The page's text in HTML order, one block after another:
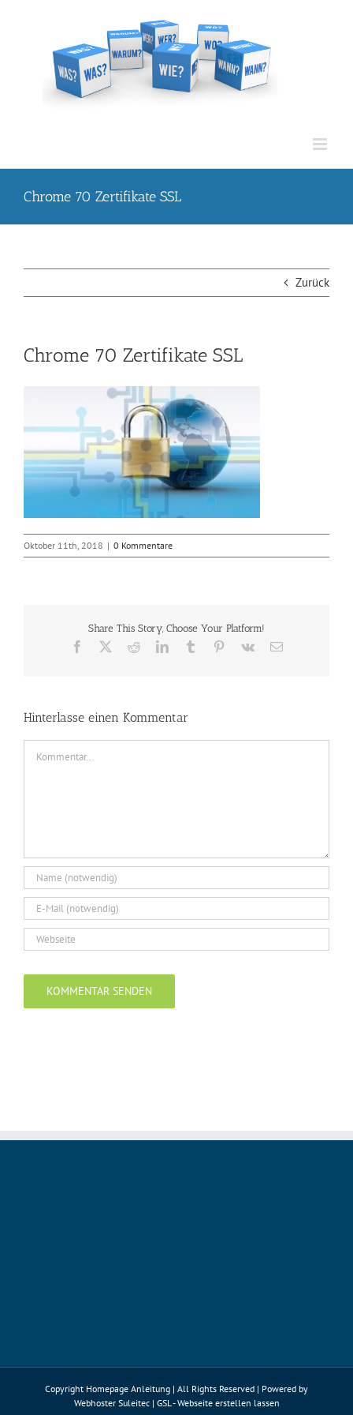
Chrome 70 Zertifikate SSL
Zurück
Chrome 70 Zertifikate SSL
Oktober 11th, 2018 | 0 Kommentare
Share This Story, Choose Your Platform!
Facebook RedditLinkedInTumblr Pinterest
Vk
E-
Hinterlasse einen Kommentar
Copyright Homepage Anleitung | All Rights Reserved | Powered by
Webhoster Suleitec| GSL - Webseite erstellen lassen